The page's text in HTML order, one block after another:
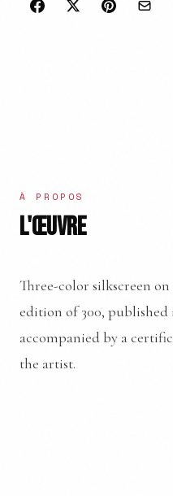
À PROPOS
L'ŒUVRE
Three-color silkscreen
edition of 300, published
accompanied by a
the artist.